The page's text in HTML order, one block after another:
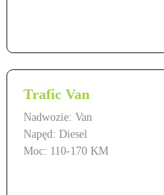
Trafic Van
Nadwozie: Van
Napęd: Diesel
Moc: 110-170 KM